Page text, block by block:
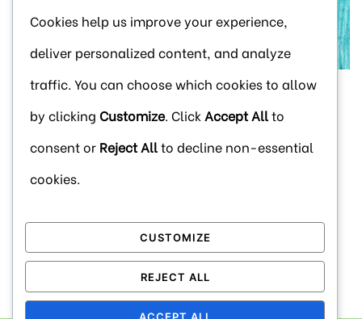
Cuéntame tus necesidades y diseñaremos las
acciones formativas, talleres o sensibilización que
mejor se adapten a tus objetivos.
CONTACTA CONMIGO AHORA
Cookies help us improve your experience,
deliver personalized content, and analyze
traffic. You can choose which cookies to allow
by clicking Customize. Click Accept Allto
consent or Reject Allto decline non-essential
cookies.
CUSTOMIZE
REJECT ALL
ACCEPT ALL